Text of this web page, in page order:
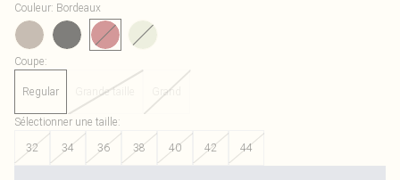
Couleur: Bordeaux
Coupe:
Regular Grande taille Grand
Sélectionner une taille:
32
34 36 38 40 42 44